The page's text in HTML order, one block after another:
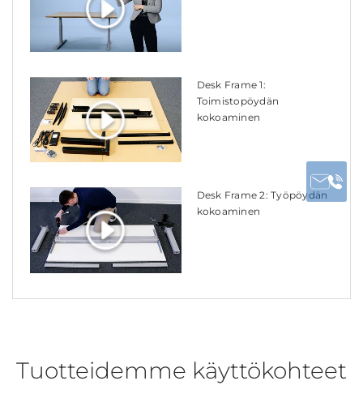
Desk Frame 1:
Toimistopöydän
kokoaminen
Desk Frame 2: Työpöydän
kokoaminen
Tuotteidemme käyttökohteet